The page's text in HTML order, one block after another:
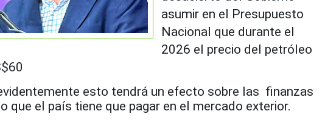
asumir en el Presupuesto
Nacional que durante el
2026 el precio del petróleo
esto tendrá un efecto sobre las finanzas
que el país tiene que pagar en el mercado exterior.